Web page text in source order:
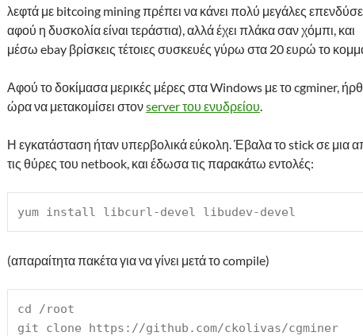
λεφτά με bitcoing mining πρέπει να κάνει πολύ μεγάλες
αφού η δυσκολία είναι τεράστια), αλλά έχει πλάκα σαν χόμπι, και
μέσω ebay βρίσκεις τέτοιες συσκευές γύρω στα 20 ευρώ το
Αφού το δοκίμασα μερικές μέρες στα Windows με το cgminer,
ώρα να μετακομίσει στονserver του ενυδρείου.
Η εγκατάσταση ήταν υπερβολικά εύκολη. Έβαλα το stick σε μια
τις θύρες του netbook, και έδωσα τις παρακάτω εντολές:
yum install libcurl-devel libudev-devel
(απαραίτητα πακέτα για να γίνει μετά το compile)
cd /root
git clone https://github.com/ckolivas/cgminer